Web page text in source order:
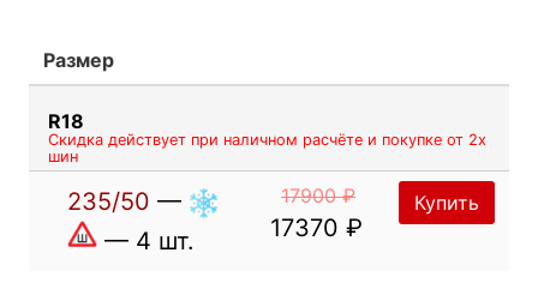
включая снег, влажное и сухое покрытие, также
были улучшены.
Размер
R18
Скидка действует при наличном расчёте и покупке от 2х
шин
235/50 —
— 4 шт.
17900 ₽
17370 ₽
Купить